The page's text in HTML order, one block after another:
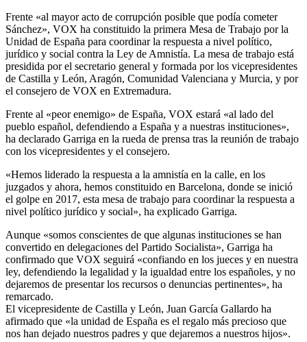
Frente «al mayor acto de corrupción posible que podía cometer
Sánchez», VOX ha constituido la primera Mesa de Trabajo por la
Unidad de España para coordinar la respuesta a nivel político,
jurídico y social contra la Ley de Amnistía. La mesa de trabajo está
presidida por el secretario general y formada por los vicepresidentes
de Castilla y León, Aragón, Comunidad Valenciana y Murcia, y por
el consejero de VOX en Extremadura.
Frente al «peor enemigo» de España, VOX estará «al lado del
pueblo español, defendiendo a España y a nuestras instituciones»,
ha declarado Garriga en la rueda de prensa tras la reunión de trabajo
con los vicepresidentes y el consejero.
«Hemos liderado la respuesta a la amnistía en la calle, en los
juzgados y ahora, hemos constituido en Barcelona, donde se inició
el golpe en 2017, esta mesa de trabajo para coordinar la respuesta a
nivel político jurídico y social», ha explicado Garriga.
Aunque «somos conscientes de que algunas instituciones se han
convertido en delegaciones del Partido Socialista», Garriga ha
confirmado que VOX seguirá «confiando en los jueces y en nuestra
ley, defendiendo la legalidad y la igualdad entre los españoles, y no
dejaremos de presentar los recursos o denuncias pertinentes», ha
remarcado.
El vicepresidente de Castilla y León, Juan García Gallardo ha
afirmado que «la unidad de España es el regalo más precioso que
nos han dejado nuestros padres y que dejaremos a nuestros hijos».